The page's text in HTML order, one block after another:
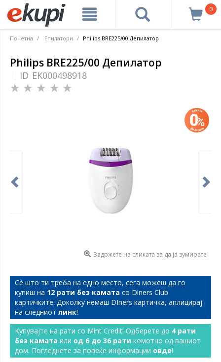
0
Почетна Епилатори Philips BRE225/00 Депилатор
Philips BRE225/00 Депилатор
ID EK000498918
Задржете на сликата за да ја зумирате
Сѐ што ти треба на едно место, сега можеш да го
купиш на 12 рати без камата со Diners Club
картичките. Доколку немаш DIners картичка, аплицирај
на следниот линк!
Купувајте на рати со Mint Credit! Одберете до 4 рати
без камата или од 6 до 36 рати комотно од вашиот
дом. Погледнете за повеќе информации овде!